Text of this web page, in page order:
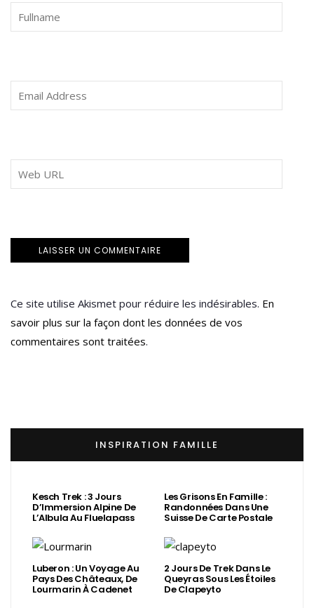
Ce site utilise Akismet pour réduire les indésirables. En
savoir plus sur la façon dont les données de vos
commentaires sont traitées.
INSPIRATION FAMILLE
Kesch Trek : 3 Jours
D’Immersion Alpine De
L’Albula Au Fluelapass
Les Grisons En Famille :
Randonnées Dans Une
Suisse De Carte Postale
Luberon : Un Voyage Au
Pays Des Châteaux, De
Lourmarin À Cadenet
2 Jours De Trek Dans Le
Queyras Sous Les Étoiles
De Clapeyto